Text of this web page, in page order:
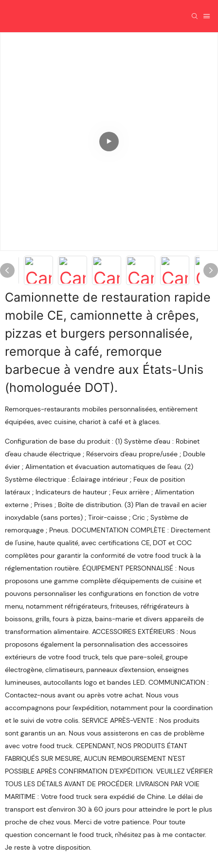
Camionnette de restauration rapide
mobile CE, camionnette à crêpes,
pizzas et burgers personnalisée,
remorque à café, remorque
barbecue à vendre aux États-Unis
(homologuée DOT).
Remorques-restaurants mobiles personnalisées, entièrement
équipées, avec cuisine, chariot à café et à glaces.
Configuration de base du produit : (1) Système d'eau : Robinet
d'eau chaude électrique ; Réservoirs d'eau propre/usée ; Double
évier ; Alimentation et évacuation automatiques de l'eau. (2)
Système électrique : Éclairage intérieur ; Feux de position
latéraux ; Indicateurs de hauteur ; Feux arrière ; Alimentation
externe ; Prises ; Boîte de distribution. (3) Plan de travail en acier
inoxydable (sans portes) ; Tiroir-caisse ; Cric ; Système de
remorquage ; Pneus. DOCUMENTATION COMPLÈTE : Directement
de l'usine, haute qualité, avec certifications CE, DOT et COC
complètes pour garantir la conformité de votre food truck à la
réglementation routière. ÉQUIPEMENT PERSONNALISÉ : Nous
proposons une gamme complète d'équipements de cuisine et
pouvons personnaliser les configurations en fonction de votre
menu, notamment réfrigérateurs, friteuses, réfrigérateurs à
boissons, grills, fours à pizza, bains-marie et divers appareils de
transformation alimentaire. ACCESSOIRES EXTÉRIEURS : Nous
proposons également la personnalisation des accessoires
extérieurs de votre food truck, tels que pare-soleil, groupe
électrogène, climatiseurs, panneaux d'extension, enseignes
lumineuses, autocollants logo et bandes LED. COMMUNICATION :
Contactez-nous avant ou après votre achat. Nous vous
accompagnons pour l'expédition, notamment pour la coordination
et le suivi de votre colis. SERVICE APRÈS-VENTE : Nos produits
sont garantis un an. Nous vous assisterons en cas de problème
avec votre food truck. CEPENDANT, NOS PRODUITS ÉTANT
FABRIQUÉS SUR MESURE, AUCUN REMBOURSEMENT N'EST
POSSIBLE APRÈS CONFIRMATION D'EXPÉDITION. VEUILLEZ VÉRIFIER
TOUS LES DÉTAILS AVANT DE PROCÉDER. LIVRAISON PAR VOIE
MARITIME : Votre food truck sera expédié de Chine. Le délai de
transport est d'environ 30 à 60 jours pour atteindre le port le plus
proche de chez vous. Merci de votre patience. Pour toute
question concernant le food truck, n'hésitez pas à me contacter.
Je reste à votre disposition.